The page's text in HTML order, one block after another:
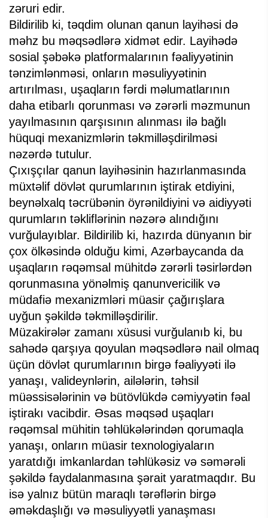
zəruri edir.
Bildirilib ki, təqdim olunan qanun layihəsi də
məhz bu məqsədlərə xidmət edir. Layihədə
sosial şəbəkə platformalarının fəaliyyətinin
tənzimlənməsi, onların məsuliyyətinin
artırılması, uşaqların fərdi məlumatlarının
daha etibarlı qorunması və zərərli məzmunun
yayılmasının qarşısının alınması ilə bağlı
hüquqi mexanizmlərin təkmilləşdirilməsi
nəzərdə tutulur.
Çıxışçılar qanun layihəsinin hazırlanmasında
müxtəlif dövlət qurumlarının iştirak etdiyini,
beynəlxalq təcrübənin öyrənildiyini və aidiyyəti
qurumların təkliflərinin nəzərə alındığını
vurğulayıblar. Bildirilib ki, hazırda dünyanın bir
çox ölkəsində olduğu kimi, Azərbaycanda da
uşaqların rəqəmsal mühitdə zərərli təsirlərdən
qorunmasına yönəlmiş qanunvericilik və
müdafiə mexanizmləri müasir çağırışlara
uyğun şəkildə təkmilləşdirilir.
Müzakirələr zamanı xüsusi vurğulanıb ki, bu
sahədə qarşıya qoyulan məqsədlərə nail olmaq
üçün dövlət qurumlarının birgə fəaliyyəti ilə
yanaşı, valideynlərin, ailələrin, təhsil
müəssisələrinin və bütövlükdə cəmiyyətin fəal
iştirakı vacibdir. Əsas məqsəd uşaqları
rəqəmsal mühitin təhlükələrindən qorumaqla
yanaşı, onların müasir texnologiyaların
yaratdığı imkanlardan təhlükəsiz və səmərəli
şəkildə faydalanmasına şərait yaratmaqdır. Bu
isə yalnız bütün maraqlı tərəflərin birgə
əməkdaşlığı və məsuliyyətli yanaşması